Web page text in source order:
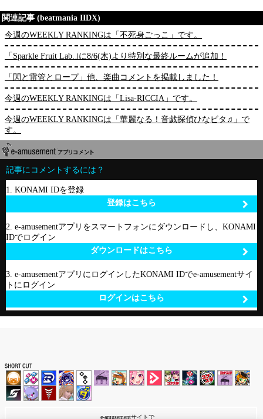
関連記事 (beatmania IIDX)
今週のWEEKLY RANKINGは「不死身ごっこ」です。
「Sparkle Fruit Lab.｣に8/6(木)より特別な最終ルームが追加！
「閃と雷管とロープ」他、楽曲コメントを掲載しました！
今週のWEEKLY RANKINGは「Lisa-RICCIA」です。
今週のWEEKLY RANKINGは「華麗なる！音戯探偵ひなビタ♫」で
す。
記事にコメントするには？
1. KONAMI IDを登録
登録はこちら
2. e-amusementアプリをスマートフォンにダウンロードし、KONAMI
IDでログイン
ダウンロードはこちら
3. e-amusementアプリにログインしたKONAMI IDでe-amusementサイ
トにログイン
ログインはこちら
e-amusementサイトで